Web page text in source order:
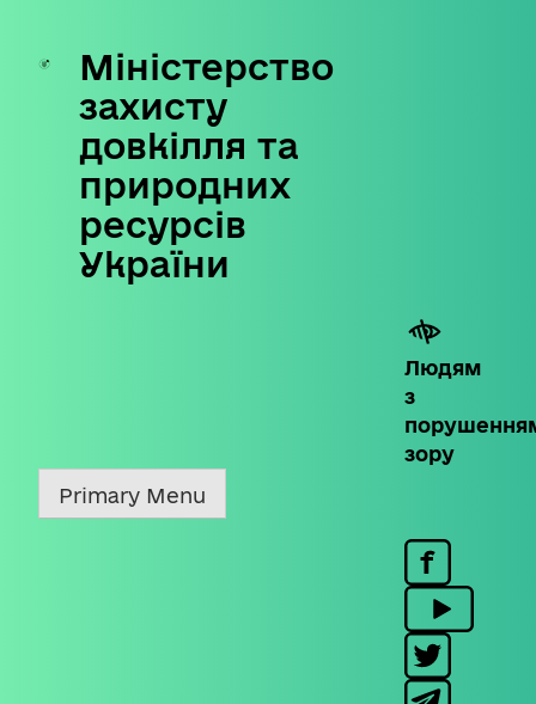
Skip
content
Міністерство
захисту
довкілля та
природних
ресурсів
України
Людям
з
зору
Primary Menu